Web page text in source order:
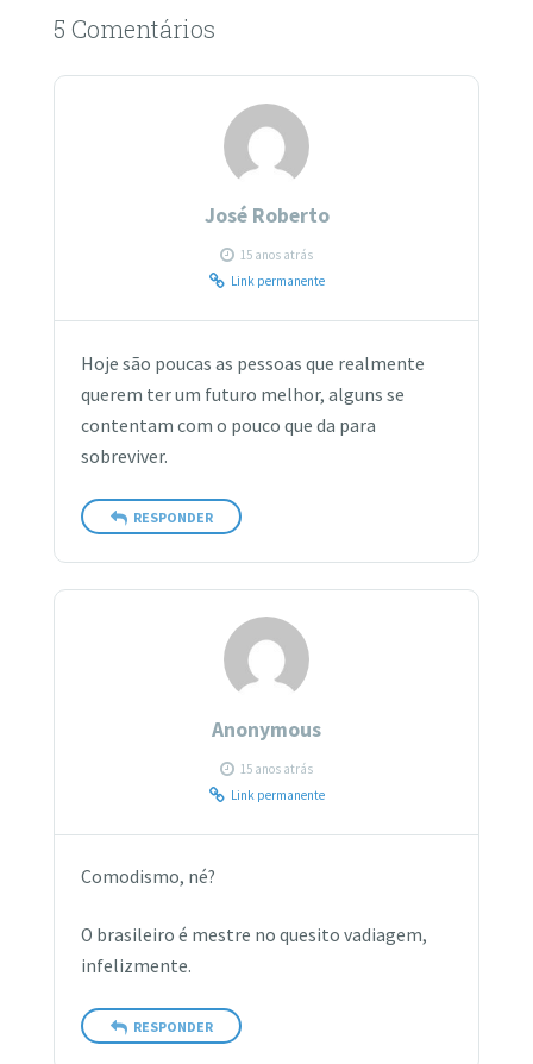
5 Comentários
José Roberto
15 anos atrás
Link permanente
Hoje são poucas as pessoas que realmente
querem ter um futuro melhor, alguns se
contentam com o pouco que da para
sobreviver.
RESPONDER
Anonymous
15 anos atrás
Link permanente
Comodismo, né?
O brasileiro é mestre no quesito vadiagem,
infelizmente.
RESPONDER